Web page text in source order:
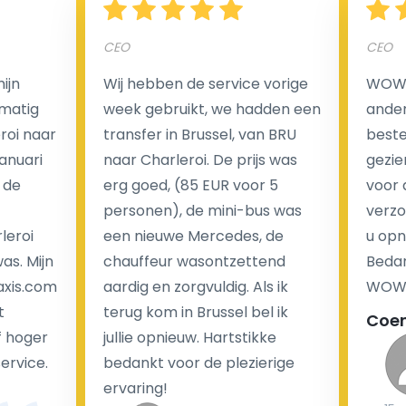
Een van de meest aantrekkelijke voordelen van
luchthaventaxi's is een vast tarief voor uw rit. In
tegenstelling tot traditionele taxi's met taxameter
brengen wij u geen extra kosten in rekening voor de
nachtrit.
We hebben geen ophaaltarief of extra kosten voor
wachttijd als uw vlucht vertraging heeft.
Kijk op onze website voor meer informatie over uw
transferkosten. Ons boekingsformulier bevat alle
mogelijke extra's die u kunt kiezen en de prijs die u
krijgt is transparant voor een passagier en een
naar
Mijn
hoger
CEO
Wij hebben de service vorige
week gebruikt, we hadden een
transfer in Brussel, van BRU
naar Charleroi. De prijs was
erg goed, (85 EUR voor 5
personen), de mini-bus was
een nieuwe Mercedes, de
chauffeur wasontzettend
aardig en zorgvuldig. Als ik
terug kom in Brussel bel ik
jullie opnieuw. Hartstikke
bedankt voor de plezierige
ervaring!
CEO
voor
u